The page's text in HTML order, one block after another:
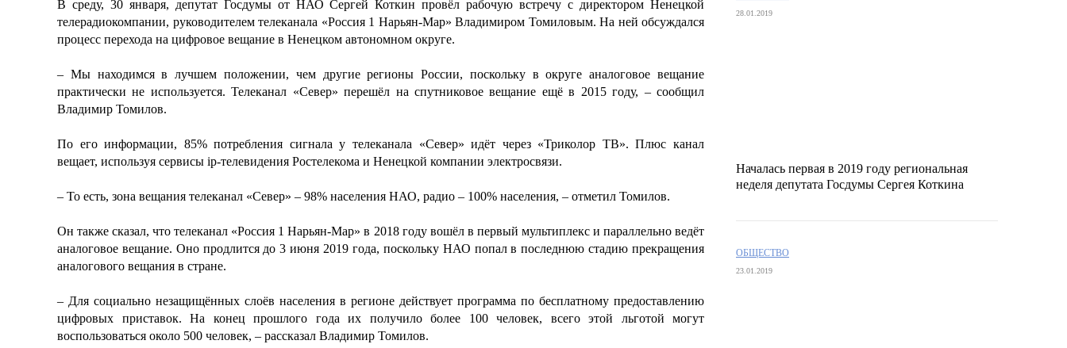
В среду, 30 января, депутат Госдумы от НАО Сергей Коткин провёл рабочую встречу с директором Ненецкой
телерадиокомпании, руководителем телеканала «Россия 1 Нарьян-Мар» Владимиром Томиловым. На ней обсуждался
процесс перехода на цифровое вещание в Ненецком автономном округе.
– Мы находимся в лучшем положении, чем другие регионы России, поскольку в округе аналоговое вещание
практически не используется. Телеканал «Север» перешёл на спутниковое вещание ещё в 2015 году, – сообщил
Владимир Томилов.
По его информации, 85% потребления сигнала у телеканала «Север» идёт через «Триколор ТВ». Плюс канал
вещает, используя сервисы ip-телевидения Ростелекома и Ненецкой компании электросвязи.
– То есть, зона вещания телеканал «Север» – 98% населения НАО, радио – 100% населения, – отметил Томилов.
Он также сказал, что телеканал «Россия 1 Нарьян-Мар» в 2018 году вошёл в первый мультиплекс и параллельно ведёт
аналоговое вещание. Онопродлится до 3 июня 2019 года, поскольку НАО попалв последнюю стадию прекращения
аналогового вещания в стране.
– Для социально незащищённых слоёв населения в регионе действует программа по бесплатному предоставлению
цифровых приставок. На конец прошлого года их получило более 100 человек, всего этой льготой могут
воспользоваться около 500 человек, – рассказал Владимир Томилов.
28.01.2019
Началась первая в 2019 году региональная
неделя депутата Госдумы Сергея Коткина
ОБЩЕСТВО
23.01.2019